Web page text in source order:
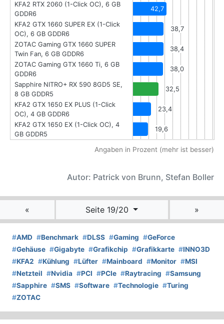
KFA2 RTX 2060 (1-Click OC), 6 GB
GDDR6
42,7
KFA2 GTX 1660 SUPER EX (1-Click
OC), 6 GB GDDR6
38,7
ZOTAC Gaming GTX 1660 SUPER
Twin Fan, 6 GB GDDR6
38,4
ZOTAC Gaming GTX 1660 Ti, 6 GB
GDDR6
38,0
Sapphire NITRO+ RX 590 8GD5 SE,
8 GB GDDR5
32,5
KFA2 GTX 1650 EX PLUS (1-Click
OC), 4 GB GDDR6
23,4
KFA2 GTX 1650 EX (1-Click OC), 4
GB GDDR5
19,6
Angaben in Prozent (mehr ist besser)
Autor: Patrick von Brunn, Stefan Boller
« Seite 19/20 »
#AMD #Benchmark #DLSS #Gaming #GeForce
#Gehäuse #Gigabyte #Grafikchip #Grafikkarte #INNO3D
#KFA2 #Kühlung #Lüfter #Mainboard #Monitor #MSI
#Netzteil #Nvidia #PCI #PCIe #Raytracing #Samsung
#Sapphire #SMS #Software #Technologie #Turing
#ZOTAC